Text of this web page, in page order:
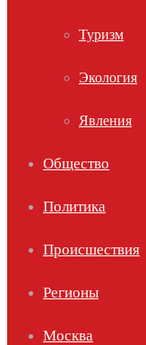
Туризм
Экология
Явления
Общество
Политика
Происшествия
Регионы
Москва